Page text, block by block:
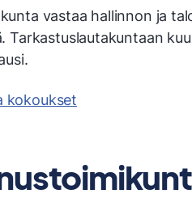
vastaa hallinnon ja
Tarkastuslautakuntaan
kokoukset